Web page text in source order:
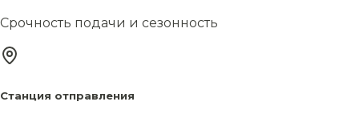
Срочность подачи и сезонность
Станция отправления